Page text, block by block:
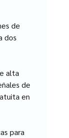
de
dos
alta
de
en
para